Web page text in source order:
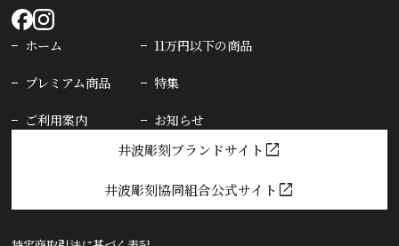
ホーム 11万円以下の商品
プレミアム商品 特集
ご利用案内 お知らせ
井波彫刻ブランドサイト open_in_new
井波彫刻協同組合公式サイト open_in_new